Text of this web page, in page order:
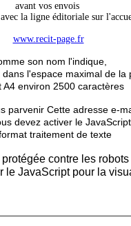
avant vos envois
la ligne éditoriale sur
www.recit-page.fr
son nom l'indique,
l'espace maximal de la
A4 environ 2500 caractères
parvenir Cette adresse e-
devez activer le
traitement de texte
contre les
le JavaScript pour la